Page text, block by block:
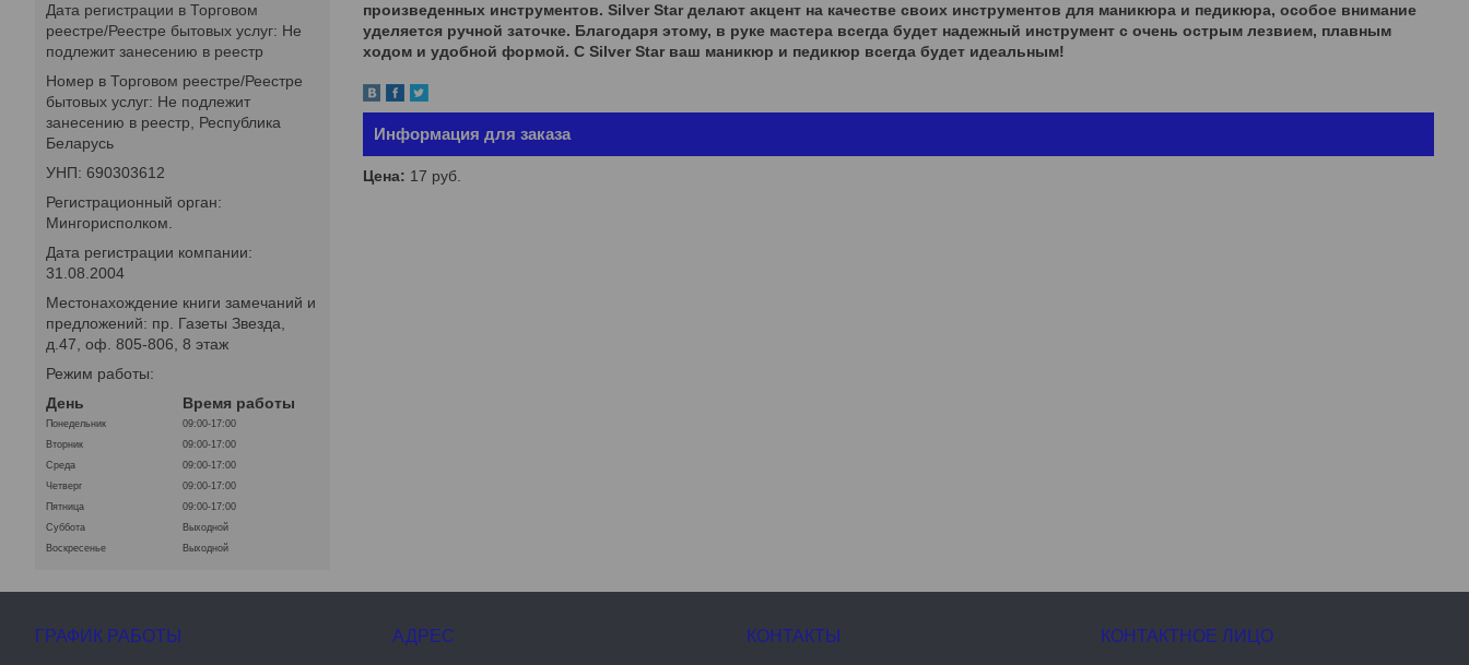
произведенных инструментов. Silver Star делают акцент на качестве своих инструментов для маникюра и педикюра, особое внимание
уделяется ручной заточке. Благодаря этому, в руке мастера всегда будет надежный инструмент с очень острым лезвием, плавным
ходом и удобной формой. С Silver Star ваш маникюр и педикюр всегда будет идеальным!
Информация для заказа
Цена: 17 руб.
Дата регистрации в Торговом
реестре/Реестре бытовых услуг: Не
подлежит занесению в реестр
Номер в Торговом реестре/Реестре
бытовых услуг: Не подлежит
занесению в реестр, Республика
Беларусь
УНП: 690303612
Регистрационный орган:
Мингорисполком.
Дата регистрации компании:
31.08.2004
Местонахождение книги замечаний и
предложений: пр. Газеты Звезда,
д.47, оф. 805-806, 8 этаж
Режим работы:
День
Время работы
Понедельник
09:00-17:00
Вторник
09:00-17:00
Среда
09:00-17:00
Четверг
09:00-17:00
Пятница
09:00-17:00
Суббота
Выходной
Воскресенье
Выходной
ГРАФИК РАБОТЫ